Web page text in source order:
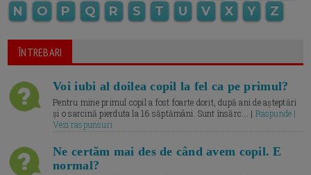
N
O P Q R S T U V X Y Z
ÎNTREBARI
Voi iubi al doilea copil la fel ca pe primul?
Pentru mine primul copil a fost foarte dorit, după ani de așteptări
și o sarcină pierduta la 16 săptămâni. Sunt însărc... | Raspunde |
Vezi raspunsuri
Ne certăm mai des de când avem copil. E
normal?